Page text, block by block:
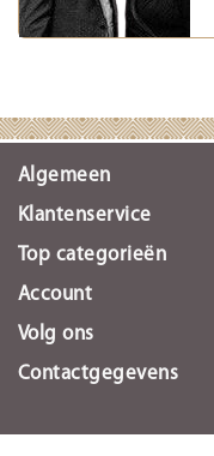
Algemeen
Klantenservice
Top categorieën
Account
Volg ons
Contactgegevens